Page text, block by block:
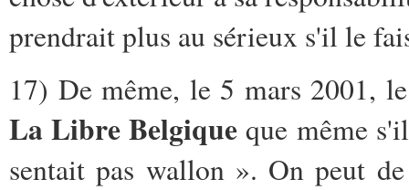
prendrait plus au sérieux s'il le
17) De même, le 5 mars 2001,
La Libre Belgique que même
sentait pas wallon ». On peut